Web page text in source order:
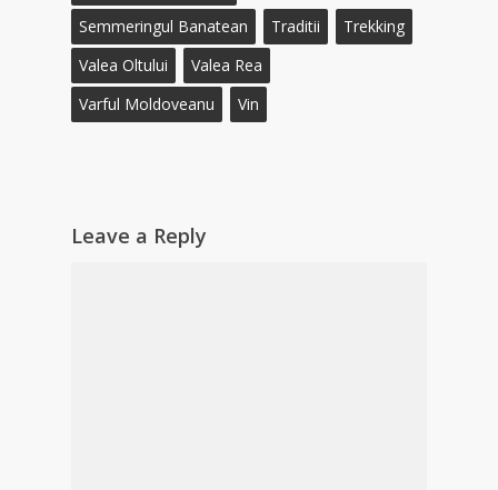
Semmeringul Banatean
Traditii
Trekking
Valea Oltului
Valea Rea
Varful Moldoveanu
Vin
Leave a Reply